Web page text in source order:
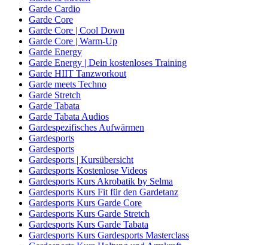
Garde Cardio
Garde Core
Garde Core | Cool Down
Garde Core | Warm-Up
Garde Energy
Garde Energy | Dein kostenloses Training
Garde HIIT Tanzworkout
Garde meets Techno
Garde Stretch
Garde Tabata
Garde Tabata Audios
Gardespezifisches Aufwärmen
Gardesports
Gardesports
Gardesports | Kursübersicht
Gardesports Kostenlose Videos
Gardesports Kurs Akrobatik by Selma
Gardesports Kurs Fit für den Gardetanz
Gardesports Kurs Garde Core
Gardesports Kurs Garde Stretch
Gardesports Kurs Garde Tabata
Gardesports Kurs Gardesports Masterclass